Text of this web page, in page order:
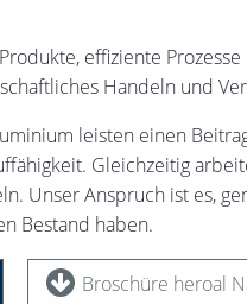
effiziente
Handeln und
leisten einen
Gleichzeitig
Unser Anspruch ist es,
Bestand haben.
Broschüre heroal